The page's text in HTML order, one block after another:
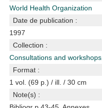
World Health Organization
Date de publication :
1997
Collection :
Consultations and workshops
Format :
1 vol. (69 p.) / ill. / 30 cm
Note(s) :